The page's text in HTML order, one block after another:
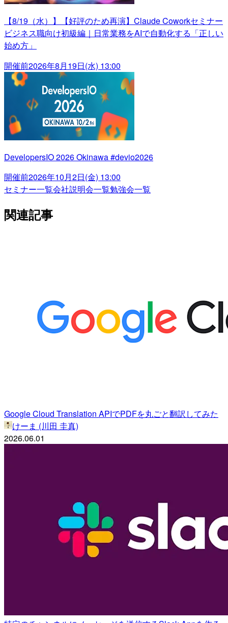
【8/19（水）】【好評のため再演】Claude Coworkセミナー
ビジネス職向け初級編｜日常業務をAIで自動化する「正しい
始め方」
開催前2026年8月19日(水) 13:00
DevelopersIO 2026 Okinawa #devio2026
開催前2026年10月2日(金) 13:00
セミナー一覧会社説明会一覧勉強会一覧
関連記事
Google Cloud Translation APIでPDFを丸ごと翻訳してみた
けーま (川田 圭真)
2026.06.01